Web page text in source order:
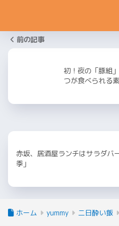
前の記事
初！夜の「豚組
つが食べられる
赤坂、居酒屋ランチはサラダバ
季」
ホーム yummy 二日酔い飯